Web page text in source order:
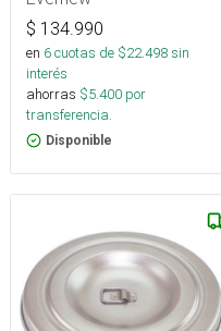
$ 134.990
en 6cuotas de $22.498sin
interés
ahorras $5.400 por
transferencia.
Disponible